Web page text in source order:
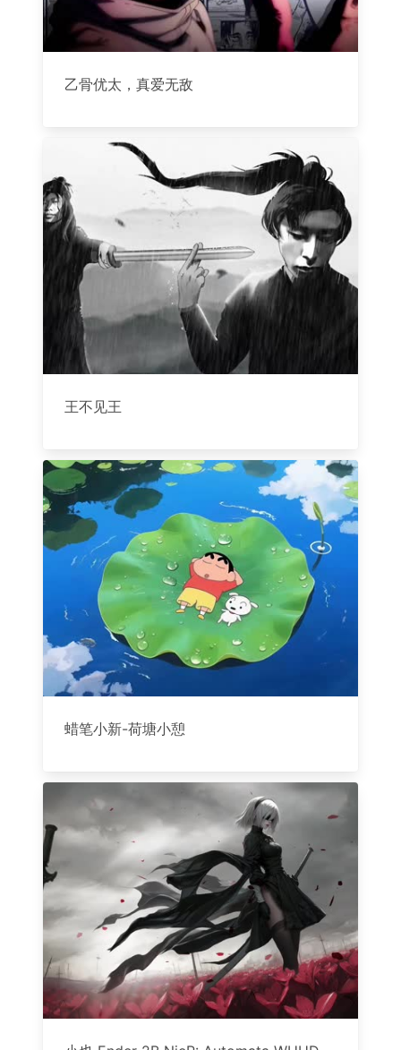
乙骨优太，真爱无敌
王不见王
蜡笔小新-荷塘小憩